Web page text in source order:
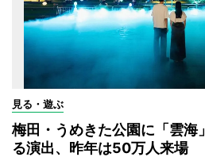
見る・遊ぶ
梅田・うめきた公園に「雲
る演出、昨年は50万人来場